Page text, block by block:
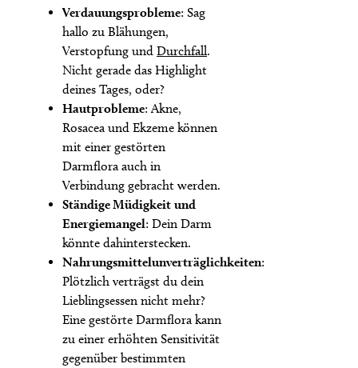
Verdauungsprobleme: Sag
hallo zu Blähungen,
Verstopfung und Durchfall.
Nicht gerade das Highlight
deines Tages, oder?
Hautprobleme: Akne,
Rosacea und Ekzeme können
mit einer gestörten
Darmflora auch in
Verbindung gebracht werden.
Ständige Müdigkeit und
Energiemangel: Dein Darm
könnte dahinterstecken.
Nahrungsmittelunverträglichkeiten:
Plötzlich verträgst du dein
Lieblingsessen nicht mehr?
Eine gestörte Darmflora kann
zu einer erhöhten Sensitivität
gegenüber bestimmten